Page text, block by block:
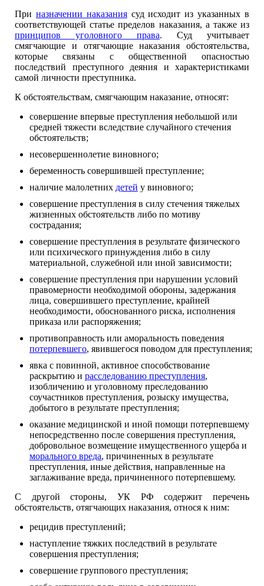
При назначении наказаниясуд исходит из указанных в
соответствующей статье пределов наказания, а также из
принципов уголовного права. Суд учитывает
смягчающие и отягчающие наказания обстоятельства,
которые связаны с общественной опасностью
последствий преступного деяния и характеристиками
самой личности преступника.
К обстоятельствам, смягчающим наказание, относят:
совершение впервые преступления небольшой или
средней тяжести вследствие случайного стечения
обстоятельств;
несовершеннолетие виновного;
беременность совершившей преступление;
наличие малолетних детей у виновного;
совершение преступления в силу стечения тяжелых
жизненных обстоятельств либо по мотиву
сострадания;
совершение преступления в результате физического
или психического принуждения либо в силу
материальной, служебной или иной зависимости;
совершение преступления при нарушении условий
правомерности необходимой обороны, задержания
лица, совершившего преступление, крайней
необходимости, обоснованного риска, исполнения
приказа или распоряжения;
противоправность или аморальность поведения
потерпевшего, явившегося поводом для преступления;
явка с повинной, активное способствование
раскрытию и расследованию преступления,
изобличению и уголовному преследованию
соучастников преступления, розыску имущества,
добытого в результате преступления;
оказание медицинской и иной помощи потерпевшему
непосредственно после совершения преступления,
добровольное возмещение имущественного ущерба и
морального вреда, причиненных в результате
преступления, иные действия, направленные на
заглаживание вреда, причиненного потерпевшему.
С другой стороны, УК РФ содержит перечень
обстоятельств, отягчающих наказания, относя к ним:
рецидив преступлений;
наступление тяжких последствий в результате
совершения преступления;
совершение группового преступления;